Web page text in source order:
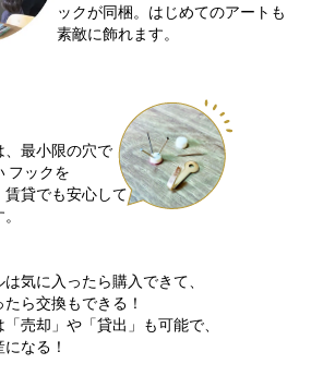
ックが同梱。はじめてのアートも
素敵に飾れます。
、最小限の穴で
フックを
貸でも安心して
売却」や「貸出」も可能で、
なる！
気に入ったら購入できて、
ら交換もできる！